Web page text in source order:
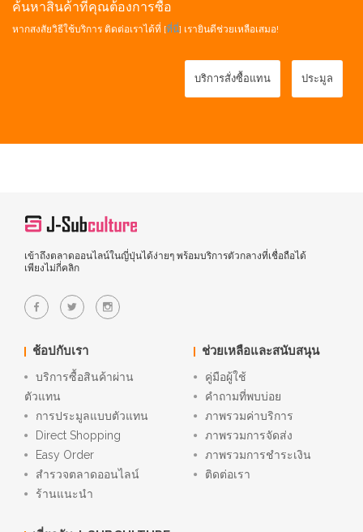
ค้นหาสินค้าที่คุณต้องการซื้อ
หากสงสัยวิธีใช้บริการ ติดต่อเราได้ที่ [ที่นี่] เรายินดีช่วยเหลือเสมอ!
บริการสั่งซื้อแทน ประมูล
เข้าถึงตลาดออนไลน์ในญี่ปุ่นได้ง่ายๆ พร้อมบริการตัวกลางที่เชื่อถือได้
เพียงไม่กี่คลิก
ช้อปกับเรา
บริการซื้อสินค้าผ่าน
ตัวแทน
การประมูลแบบตัวแทน
Direct Shopping
Easy Order
สำรวจตลาดออนไลน์
ร้านแนะนำ
ช่วยเหลือและสนับสนุน
คู่มือผู้ใช้
คำถามที่พบบ่อย
ภาพรวมค่าบริการ
ภาพรวมการจัดส่ง
ภาพรวมการชำระเงิน
ติดต่อเรา